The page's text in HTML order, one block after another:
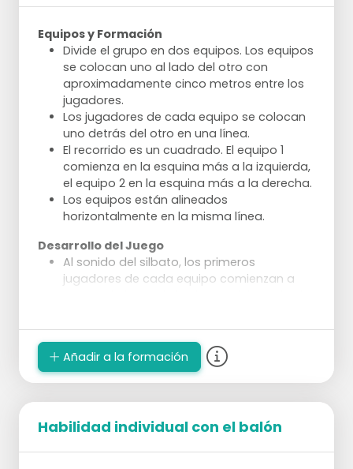
media.
El equipo perdedor hace 5 flexiones o 5
ejercicios de salto.
Equipos y Formación
Divide el grupo en dos equipos. Los equipos
se colocan uno al lado del otro con
aproximadamente cinco metros entre los
jugadores.
Los jugadores de cada equipo se colocan
uno detrás del otro en una línea.
El recorrido es un cuadrado. El equipo 1
comienza en la esquina más a la izquierda,
el equipo 2 en la esquina más a la derecha.
Los equipos están alineados
horizontalmente en la misma línea.
Desarrollo del Juego
Al sonido del silbato, los primeros
jugadores de cada equipo comienzan a
papel-tijera para decidir quién continúa.
Papel vence a piedra, piedra vence a tijera,
tijera vence a papel. En caso de empate, se
vuelve a empezar.
El objetivo es llegar lo más rápido posible al
Añadir a la formación
Habilidad individual con el balón